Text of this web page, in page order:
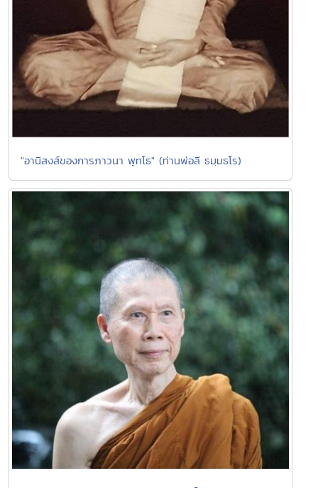
"อานิสงส์ของการภาวนา พุทโธ" (ท่านพ่อลี ธมฺมธโร)